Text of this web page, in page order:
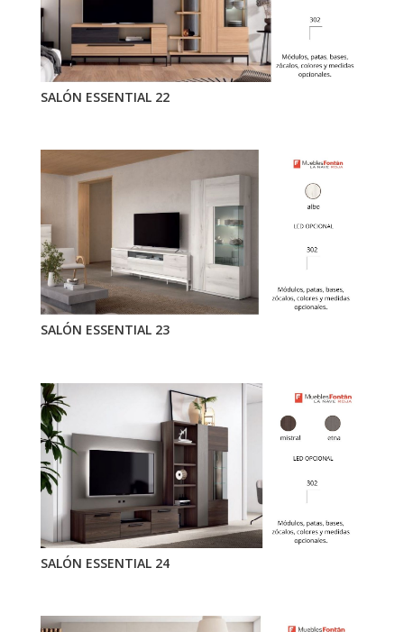
SALÓN ESSENTIAL 22
SALÓN ESSENTIAL 23
SALÓN ESSENTIAL 24